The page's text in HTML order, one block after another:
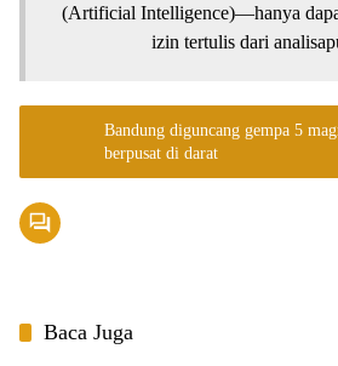
(Artificial Intelligence)—hanya
izin tertulis dari
Bandung diguncang gempa 5
berpusat di darat
Baca Juga